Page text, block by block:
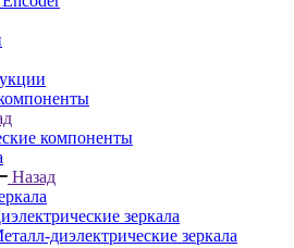
компоненты
Назад
зеркала
диэлектрические зеркала